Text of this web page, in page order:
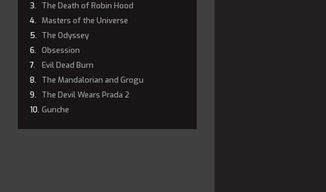
The Death of Robin Hood
Masters of the Universe
The Odyssey
Obsession
Evil Dead Burn
The Mandalorian and Grogu
The Devil Wears Prada 2
Gunche